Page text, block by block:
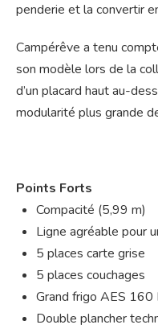
penderie et la convertir
Campérêve a tenu
son modèle lors de la
d’un placard haut au-
modularité plus grande
Points Forts
Compacité (5,99 m)
Ligne agréable pour
5 places carte grise
5 places couchages
Grand frigo AES 160
Double plancher